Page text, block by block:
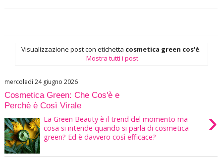
Visualizzazione post con etichetta cosmetica green cos'è.
Mostra tutti i post
mercoledì 24 giugno 2026
Cosmetica Green: Che Cos'è e
Perchè è Così Virale
›
La Green Beauty è il trend del momento ma
cosa si intende quando si parla di cosmetica
green? Ed è davvero così efficace?